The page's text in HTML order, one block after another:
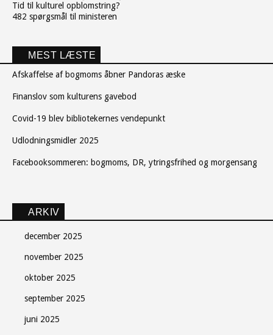
Tid til kulturel opblomstring?
482 spørgsmål til ministeren
MEST LÆSTE
Afskaffelse af bogmoms åbner Pandoras æske
Finanslov som kulturens gavebod
Covid-19 blev bibliotekernes vendepunkt
Udlodningsmidler 2025
Facebooksommeren: bogmoms, DR, ytringsfrihed og morgensang
ARKIV
december 2025
november 2025
oktober 2025
september 2025
juni 2025